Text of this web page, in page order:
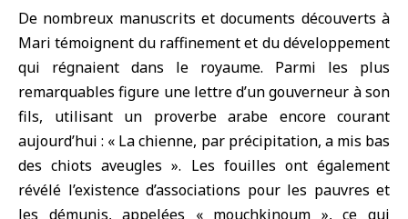
De nombreux manuscrits et documents découverts à
Mari témoignent du raffinement et du développement
qui régnaient dans le royaume. Parmi les plus
remarquables figure une lettre d’un gouverneur à son
fils, utilisant un proverbe arabe encore courant
aujourd’hui : « La chienne, par précipitation, a mis bas
des chiots aveugles ». Les fouilles ont également
révélé l’existence d’associations pour les pauvres et
les démunis, appelées « mouchkinoum », ce qui